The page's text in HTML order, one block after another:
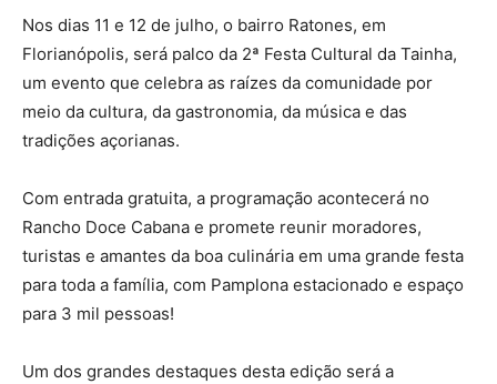
Nos dias 11 e 12 de julho, o bairro Ratones, em
Florianópolis, será palco da 2ª Festa Cultural da Tainha,
um evento que celebra as raízes da comunidade por
meio da cultura, da gastronomia, da música e das
tradições açorianas.
Com entrada gratuita, a programação acontecerá no
Rancho Doce Cabana e promete reunir moradores,
turistas e amantes da boa culinária em uma grande festa
para toda a família, com Pamplona estacionado e espaço
para 3 mil pessoas!
Um dos grandes destaques desta edição será a